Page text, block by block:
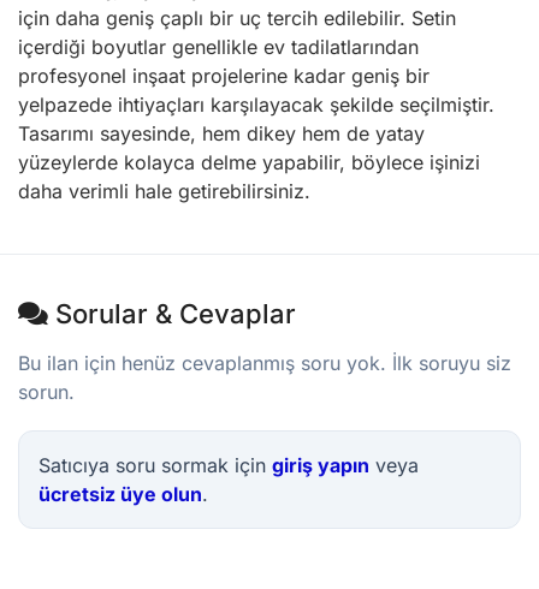
için daha geniş çaplı bir uç tercih edilebilir. Setin
içerdiği boyutlar genellikle ev tadilatlarından
profesyonel inşaat projelerine kadar geniş bir
yelpazede ihtiyaçları karşılayacak şekilde seçilmiştir.
Tasarımı sayesinde, hem dikey hem de yatay
yüzeylerde kolayca delme yapabilir, böylece işinizi
daha verimli hale getirebilirsiniz.
Sorular & Cevaplar
Bu ilan için henüz cevaplanmış soru yok. İlk soruyu siz
sorun.
Satıcıya soru sormak için giriş yapın veya
ücretsiz üye olun.